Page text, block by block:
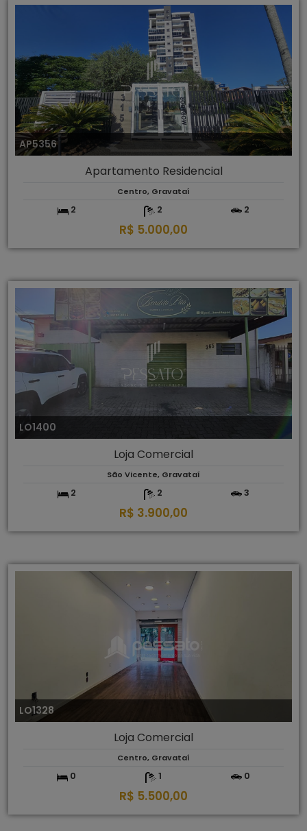
AP5356
Apartamento Residencial
Centro, Gravataí
2 2 2
R$ 5.000,00
LO1400
Loja Comercial
São Vicente, Gravataí
2 2 3
R$ 3.900,00
LO1328
Loja Comercial
Centro, Gravataí
0 1 0
R$ 5.500,00